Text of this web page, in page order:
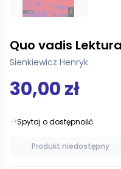
Quo vadis
Sienkiewicz Henryk
30,00 zł
Spytaj o dostępność
Produkt niedostępny